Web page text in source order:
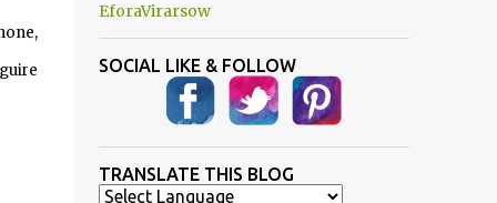
EforaVirarsow
SOCIAL LIKE & FOLLOW
TRANSLATE THIS BLOG